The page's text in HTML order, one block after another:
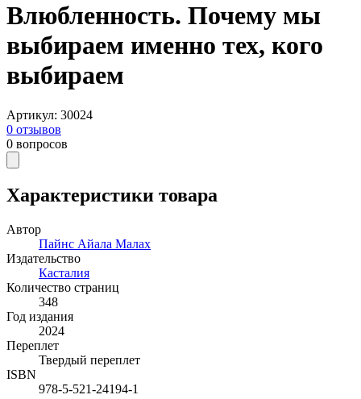
Влюбленность. Почему мы
выбираем именно тех, кого
выбираем
Артикул: 30024
0 отзывов
0 вопросов
Характеристики товара
Автор
Пайнс Айала Малах
Издательство
Касталия
Количество страниц
348
Год издания
2024
Переплет
Твердый переплет
ISBN
978-5-521-24194-1